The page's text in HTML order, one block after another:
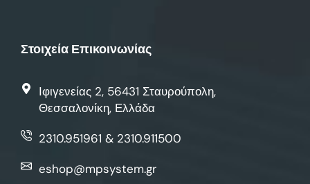
Στοιχεία Επικοινωνίας
Ιφιγενείας 2, 56431 Σταυρούπολη,
Θεσσαλονίκη, Ελλάδα
2310.951961 & 2310.911500
eshop@mpsystem.gr